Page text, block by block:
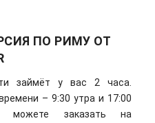
ПО РИМУ ОТ
займёт у вас 2 часа.
– 9:30 утра и 17:00
можете заказать на